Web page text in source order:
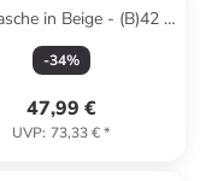
in Beige - (B)42 x
(H)32 x (T)18 cm
-34%
47,99 €
UVP: 73,33 €*